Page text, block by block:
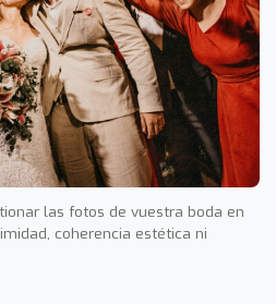
las fotos de vuestra boda en
coherencia estética ni